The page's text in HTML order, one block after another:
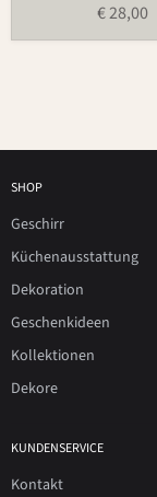
€ 28,00
SHOP
Geschirr
Küchenausstattung
Dekoration
Geschenkideen
Kollektionen
Dekore
KUNDENSERVICE
Kontakt